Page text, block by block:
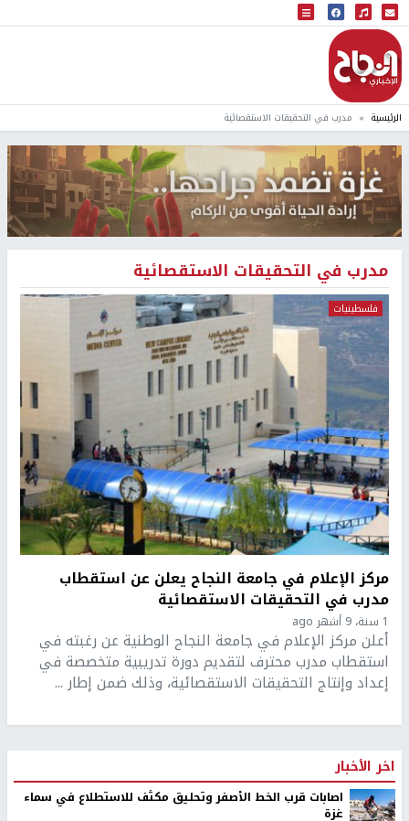
البث المباشر
إذاعة النجاح
الرئيسية مدرب في التحقيقات الاستقصائية
مدرب في التحقيقات الاستقصائية
فلسطينيات
مركز الإعلام في جامعة النجاح يعلن عن استقطاب
مدرب في التحقيقات الاستقصائية
1 سنة، 9 أشهر ago
أعلن مركز الإعلام في جامعة النجاح الوطنية عن رغبته في
استقطاب مدرب محترف لتقديم دورة تدريبية متخصصة في
إعداد وإنتاج التحقيقات الاستقصائية، وذلك ضمن إطار ...
اخر الأخبار
اصابات قرب الخط الأصفر وتحليق مكثف للاستطلاع في سماء
غزة